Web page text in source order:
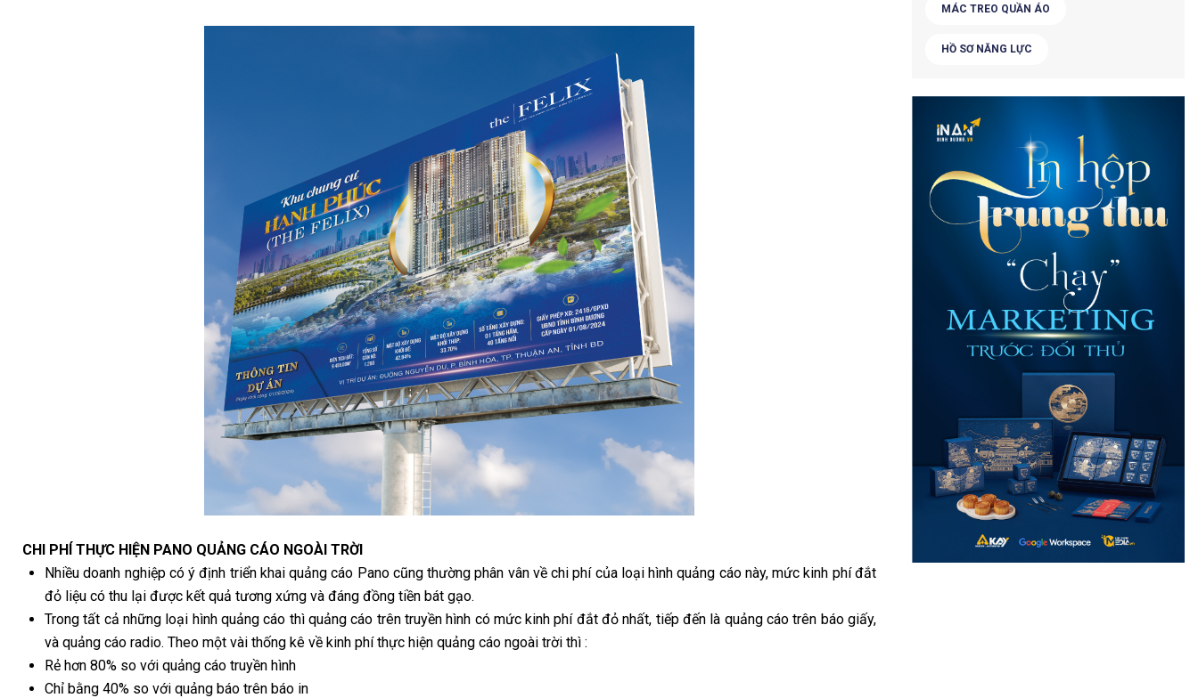
CHI PHÍ THỰC HIỆN PANO QUẢNG CÁO NGOÀI TRỜI
Nhiều doanh nghiệp có ý định triển khai quảng cáo Pano cũng thường phân vân về chi phí của loại hình quảng cáo này, mức kinh phí đắt
đỏ liệu có thu lại được kết quả tương xứng và đáng đồng tiền bát gạo.
Trong tất cả những loại hình quảng cáo thì quảng cáo trên truyền hình có mức kinh phí đắt đỏ nhất, tiếp đến là quảng cáo trên báo giấy,
và quảng cáo radio. Theo một vài thống kê về kinh phí thực hiện quảng cáo ngoài trời thì :
Rẻ hơn 80% so với quảng cáo truyền hình
Chỉ bằng 40% so với quảng báo trên báo in
MÁC TREO QUẦN ÁO
HỒ SƠ NĂNG LỰC